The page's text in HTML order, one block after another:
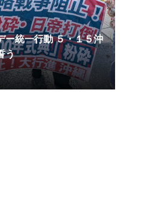
ー統一行動 ５・１５沖
う